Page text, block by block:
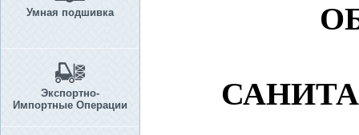
Умная подшивка
Экспортно-
Импортные Операции